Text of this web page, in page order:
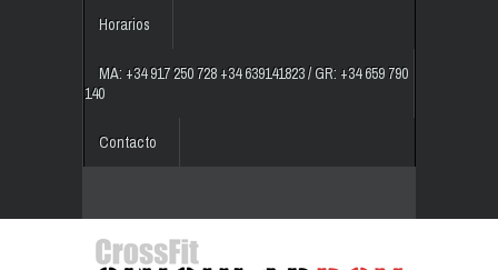
Horarios
MA: +34 917 250 728 +34 639141823 / GR: +34 659 790
140
Contacto